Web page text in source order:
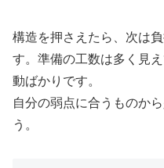
構造を押さえたら、次は
す。準備の工数は多く見
動ばかりです。
自分の弱点に合うものか
う。